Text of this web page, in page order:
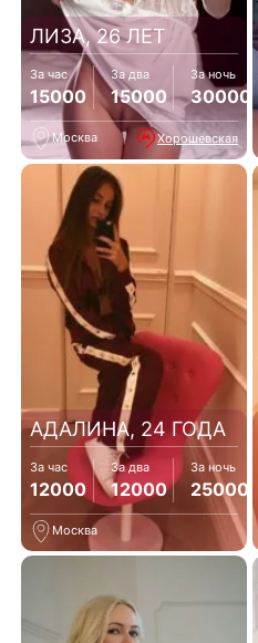
ЛИЗА, 26 ЛЕТ
За час
15000
За два
15000
За ночь
30000
Москва Хорошевская
АДАЛИНА, 24 ГОДА
За час
12000
За два
12000
За ночь
25000
Москва